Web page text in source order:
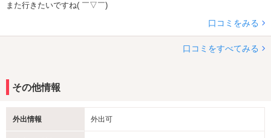
また行きたいですね( ￣▽￣)
口コミをみる
口コミをすべてみる
その他情報
外出情報 外出可